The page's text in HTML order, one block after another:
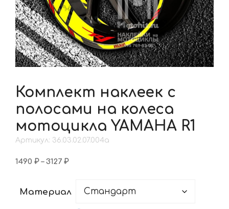
Комплект наклеек с
полосами на колеса
мотоцикла YAMAHA R1
Артикул: 36.03.02.07.004a
1490 ₽ – 3127 ₽Диапазон
–
Материал